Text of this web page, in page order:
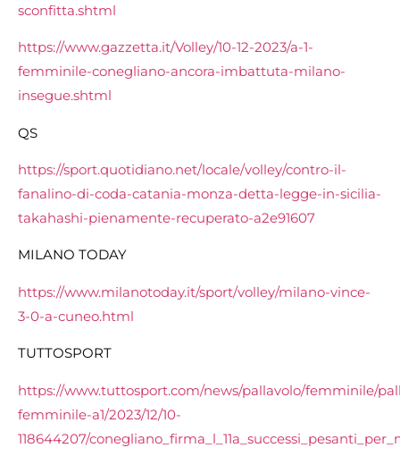
sconfitta.shtml
https://www.gazzetta.it/Volley/10-12-2023/a-1-
femminile-conegliano-ancora-imbattuta-milano-
insegue.shtml
QS
https://sport.quotidiano.net/locale/volley/contro-il-
fanalino-di-coda-catania-monza-detta-legge-in-sicilia-
takahashi-pienamente-recuperato-a2e91607
MILANO TODAY
https://www.milanotoday.it/sport/volley/milano-vince-
3-0-a-cuneo.html
TUTTOSPORT
https://www.tuttosport.com/news/pallavolo/femminile/
femminile-a1/2023/12/10-
118644207/